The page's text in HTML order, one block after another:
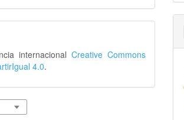
internacionalCreative Commons
4.0.